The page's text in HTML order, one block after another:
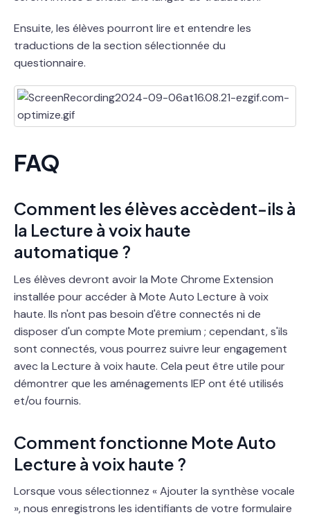
Ensuite, les élèves pourront lire et entendre les
traductions de la section sélectionnée du
questionnaire.
FAQ
Comment les élèves accèdent-ils à
la Lecture à voix haute
automatique ?
Les élèves devront avoir la Mote Chrome Extension
installée pour accéder à Mote Auto Lecture à voix
haute. Ils n'ont pas besoin d'être connectés ni de
disposer d'un compte Mote premium ; cependant, s'ils
sont connectés, vous pourrez suivre leur engagement
avec la Lecture à voix haute. Cela peut être utile pour
démontrer que les aménagements IEP ont été utilisés
et/ou fournis.
Comment fonctionne Mote Auto
Lecture à voix haute ?
Lorsque vous sélectionnez « Ajouter la synthèse vocale
», nous enregistrons les identifiants de votre formulaire